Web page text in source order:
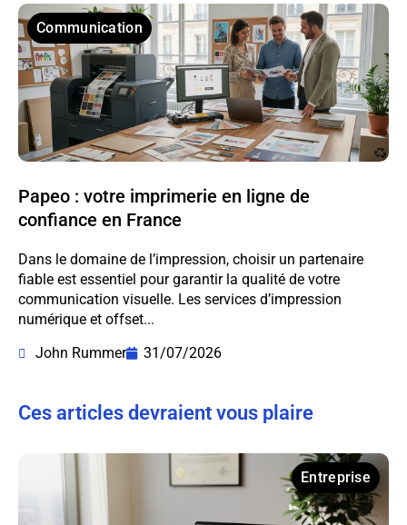
Communication
Papeo : votre imprimerie en ligne de
confiance en France
Dans le domaine de l’impression, choisir un partenaire
fiable est essentiel pour garantir la qualité de votre
communication visuelle. Les services d’impression
numérique et offset...
John Rummer
31/07/2026
Ces articles devraient vous plaire
Entreprise